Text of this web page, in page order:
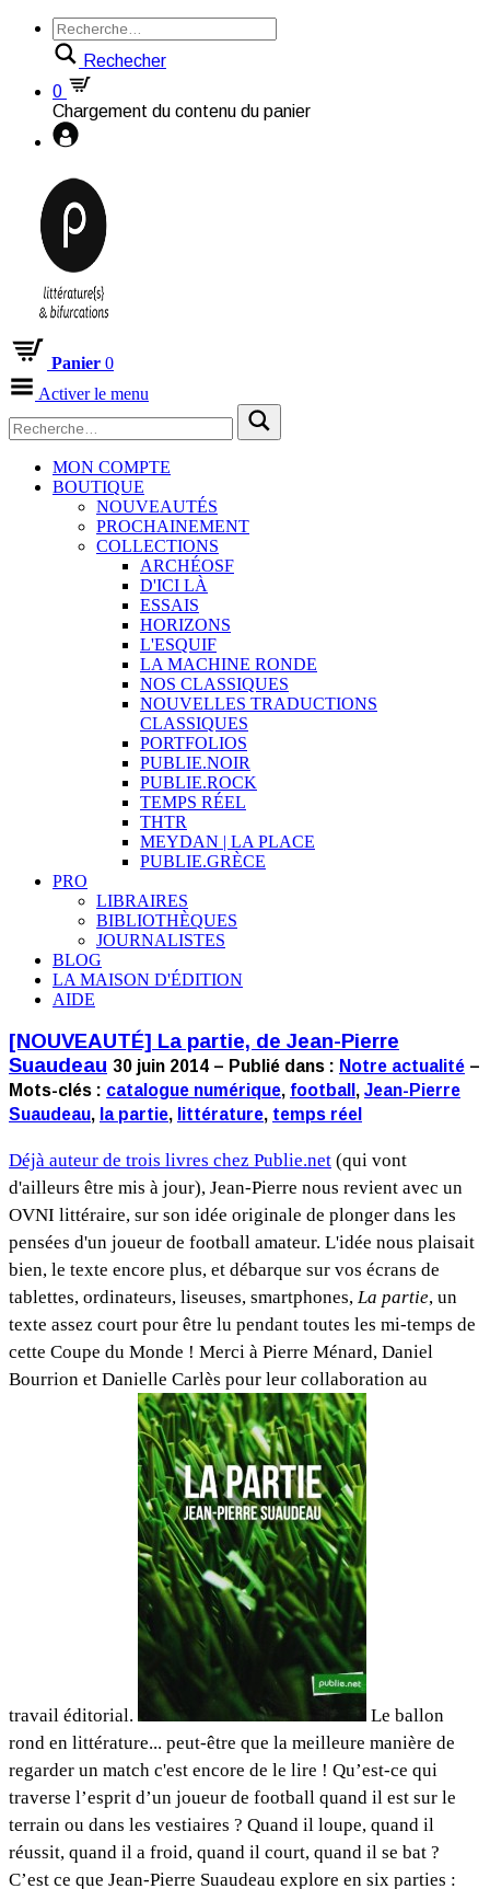
Rechecher
0
Chargement du contenu du panier
Panier 0
Activer le menu
MON COMPTE
BOUTIQUE
NOUVEAUTÉS
PROCHAINEMENT
COLLECTIONS
ARCHÉOSF
D'ICI LÀ
ESSAIS
HORIZONS
L'ESQUIF
LA MACHINE RONDE
NOS CLASSIQUES
NOUVELLES TRADUCTIONS
CLASSIQUES
PORTFOLIOS
PUBLIE.NOIR
PUBLIE.ROCK
TEMPS RÉEL
THTR
MEYDAN | LA PLACE
PUBLIE.GRÈCE
PRO
LIBRAIRES
BIBLIOTHÈQUES
JOURNALISTES
BLOG
LA MAISON D'ÉDITION
AIDE
[NOUVEAUTÉ] La partie, de Jean-Pierre
Suaudeau 30 juin 2014 – Publié dans : Notre actualité –
Mots-clés : catalogue numérique, football , Jean-Pierre
Suaudeau, la partie, littérature, temps réel
Déjà auteur de trois livres chez Publie.net (qui vont
d'ailleurs être mis à jour), Jean-Pierre nous revient avec un
OVNI littéraire, sur son idée originale de plonger dans les
pensées d'un joueur de football amateur. L'idée nous plaisait
bien, le texte encore plus, et débarque sur vos écrans de
tablettes, ordinateurs, liseuses, smartphones, La partie, un
texte assez court pour être lu pendant toutes les mi-temps de
cette Coupe du Monde ! Merci à Pierre Ménard, Daniel
Bourrion et Danielle Carlès pour leur collaboration au
travail éditorial.
Le ballon
rond en littérature... peut-être que la meilleure manière de
regarder un match c'est encore de le lire ! Qu’est-ce qui
traverse l’esprit d’un joueur de football quand il est sur le
terrain ou dans les vestiaires ? Quand il loupe, quand il
réussit, quand il a froid, quand il court, quand il se bat ?
C’est ce que Jean-Pierre Suaudeau explore en six parties :